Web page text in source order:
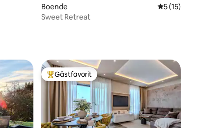
Boende 5 av 5 i
5 (15)
Sweet Retreat
Populär gästfavorit
Gästfavorit